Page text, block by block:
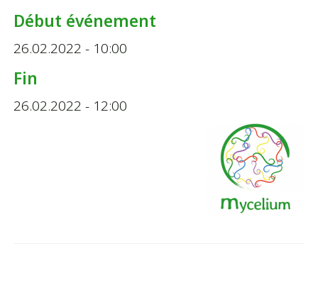
Début événement
26.02.2022 - 10:00
Fin
26.02.2022 - 12:00